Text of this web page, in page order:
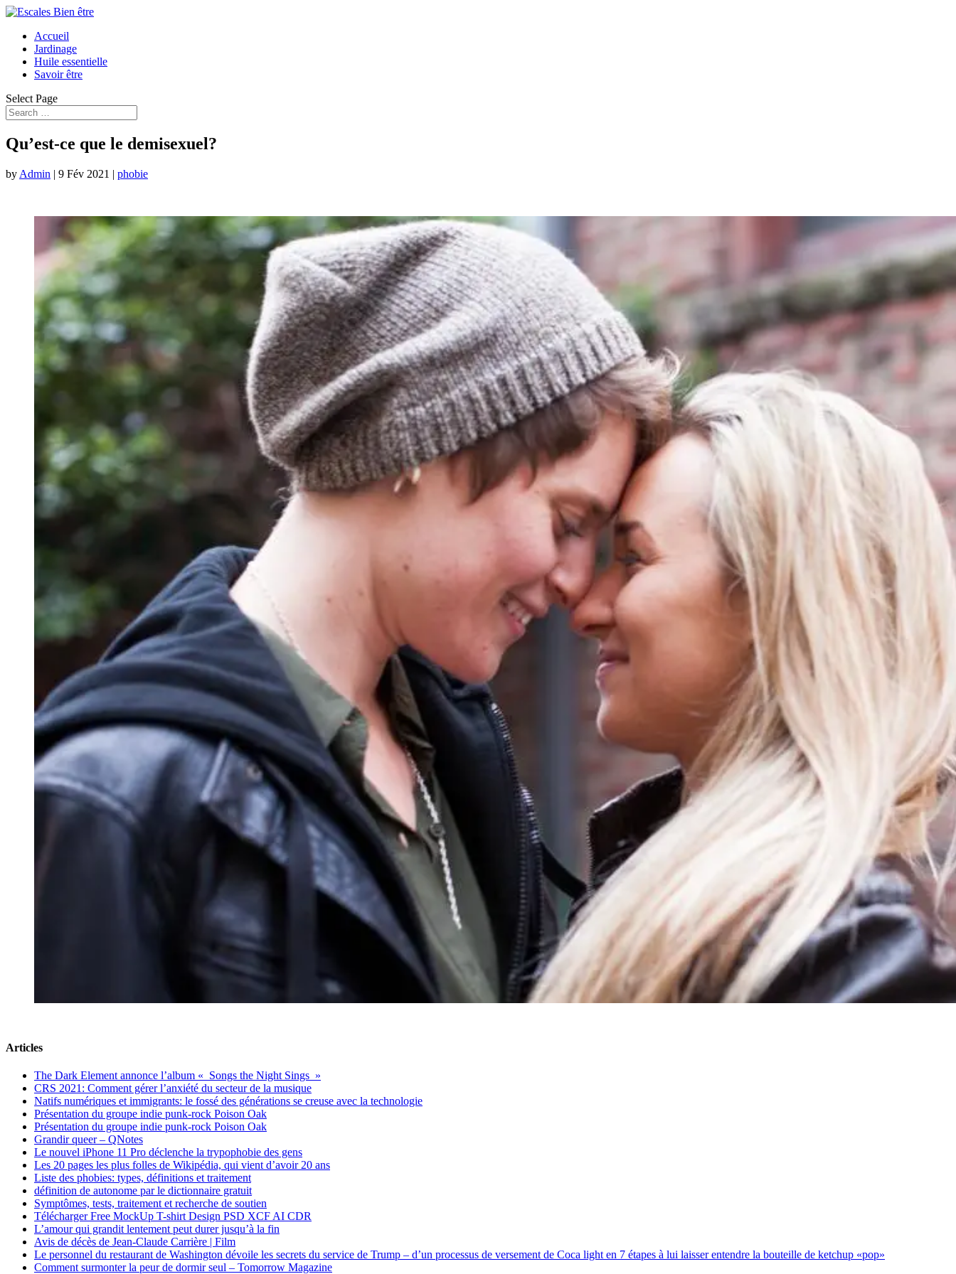
Accueil
Jardinage
Huile essentielle
Savoir être
Select Page
Qu’est-ce que le demisexuel?
by Admin | 9 Fév 2021 | phobie
Articles
The Dark Element annonce l’album « Songs the Night Sings »
CRS 2021: Comment gérer l’anxiété du secteur de la musique
Natifs numériques et immigrants: le fossé des générations se creuse avec la technologie
Présentation du groupe indie punk-rock Poison Oak
Présentation du groupe indie punk-rock Poison Oak
Grandir queer – QNotes
Le nouvel iPhone 11 Pro déclenche la trypophobie des gens
Les 20 pages les plus folles de Wikipédia, qui vient d’avoir 20 ans
Liste des phobies: types, définitions et traitement
définition de autonome par le dictionnaire gratuit
Symptômes, tests, traitement et recherche de soutien
Télécharger Free MockUp T-shirt Design PSD XCF AI CDR
L’amour qui grandit lentement peut durer jusqu’à la fin
Avis de décès de Jean-Claude Carrière | Film
Le personnel du restaurant de Washington dévoile les secrets du service de Trump – d’un processus de versement de Coca light en 7 étapes à lui laisser entendre la bouteille de ketchup «pop»
Comment surmonter la peur de dormir seul – Tomorrow Magazine